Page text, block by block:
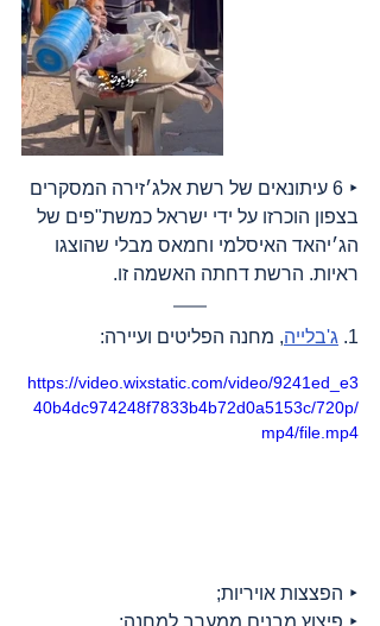
‣ 6 עיתונאים של רשת אלג׳זירה המסקרים
בצפון הוכרזו על ידי ישראל כמשת"פים של
הג׳יהאד האיסלמי וחמאס מבלי שהוצגו
ראיות. הרשת דחתה האשמה זו.
1. ג'בלייה, מחנה הפליטים ועיירה:
https://video.wixstatic.com/video/9241ed_e3
40b4dc974248f7833b4b72d0a5153c/720p/
mp4/file.mp4
‣ הפצצות אויריות;